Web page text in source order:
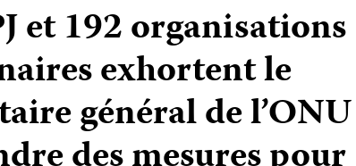
et 192 organisations
exhortent le
général de l’ONU